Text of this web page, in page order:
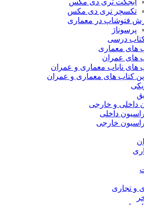
آبجکت تری دی مکس
تکسچر تری دی مکس
فتوشاپ در معماری
پرسوناژ
درسی
های معماری
های عمران
های نایاب معماری و عمران
کتاب های معماری و عمران
داخلی و خارجی
داخلی
خارجی
و تجاری